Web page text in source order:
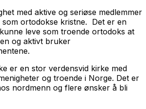
med aktive og seriøse medlemmer
som ortodokse kristne. Det er en
leve som troende ortodoks at
og aktivt bruker
er en stor verdensvid kirke med
og troende i Norge. Det er
nordmenn og flere ønsker å bli